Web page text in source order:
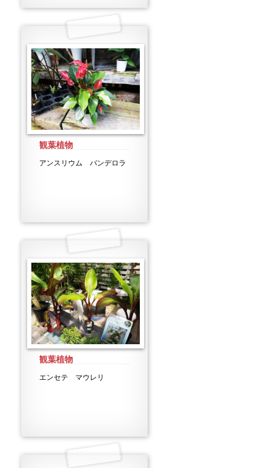
観葉植物
アンスリウム パンデロラ
観葉植物
エンセテ マウレリ